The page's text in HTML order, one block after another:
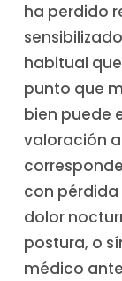
ha perdido
habitual
punto que
bien puede
valoración
con pérdida
dolor
postura, o
médico